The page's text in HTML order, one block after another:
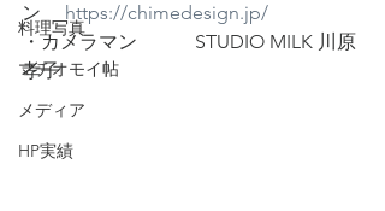
料理写真
マチオモイ帖
メディア
HP実績
ン https://chimedesign.jp/
・カメラマン 　　   STUDIO MILK 川原
孝子